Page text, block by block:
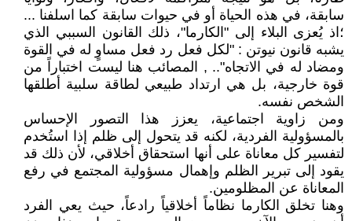
سابقة، في هذه الحياة أو في حيوات سابقة كما اسلفنا ...
؛اذ يُعزى البلاء إلى "الكارما"، ذلك القانون السببي الذي
يشبه قانون نيوتن : "لكل فعل رد فعل مساوٍ له في القوة
ومضاد له في الاتجاه".. , المصائب هنا ليست اختباراً من
قوة خارجية، بل هي ارتداد طبيعي لطاقة سلبية أطلقها
الشخص نفسه.
ومن زاوية اجتماعية، يعزز هذا التصور الإحساس
بالمسؤولية الفردية، لكنه قد يتحول إلى ظلم إذا استُخدم
لتفسير كل معاناة على أنها استحقاق أخلاقي، لأن ذلك قد
يقود إلى تبرير الظلم وإهمال مسؤولية المجتمع في رفع
المعاناة عن المظلومين.
وهنا تخلق الكارما نظاماً أخلاقياً رادعاً، حيث يعي الفرد